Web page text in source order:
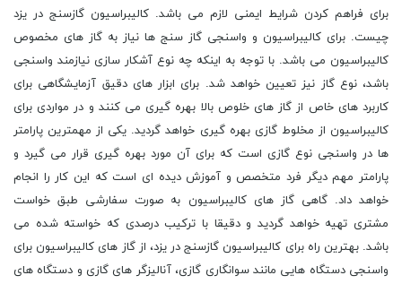
برای فراهم کردن شرایط ایمنی لازم می باشد. کالیبراسیون گازسنج در یزد
چیست. برای کالیبراسیون و واسنجی گاز سنج ها نیاز به گاز های مخصوص
کالیبراسیون می باشد. با توجه به اینکه چه نوع آشکار سازی نیازمند واسنجی
باشد، نوع گاز نیز تعیین خواهد شد. برای ابزار های دقیق آزمایشگاهی برای
کاربرد های خاص از گاز های خلوص بالا بهره گیری می کنند و در مواردی برای
کالیبراسیون از مخلوط گازی بهره گیری خواهد گردید. یکی از مهمترین پارامتر
ها در واسنجی نوع گازی است که برای آن مورد بهره گیری قرار می گیرد و
پارامتر مهم دیگر فرد متخصص و آموزش دیده ای است که این کار را انجام
خواهد داد. گاهی گاز های کالیبراسیون به صورت سفارشی طبق خواست
مشتری تهیه خواهد گردید و دقیقا با ترکیب درصدی که خواسته شده می
باشد. بهترین راه برای کالیبراسیون گازسنج در یزد، از گاز های کالیبراسیون برای
واسنجی دستگاه هایی مانند سوانگاری گازی، آنالیزگر های گازی و دستگاه های